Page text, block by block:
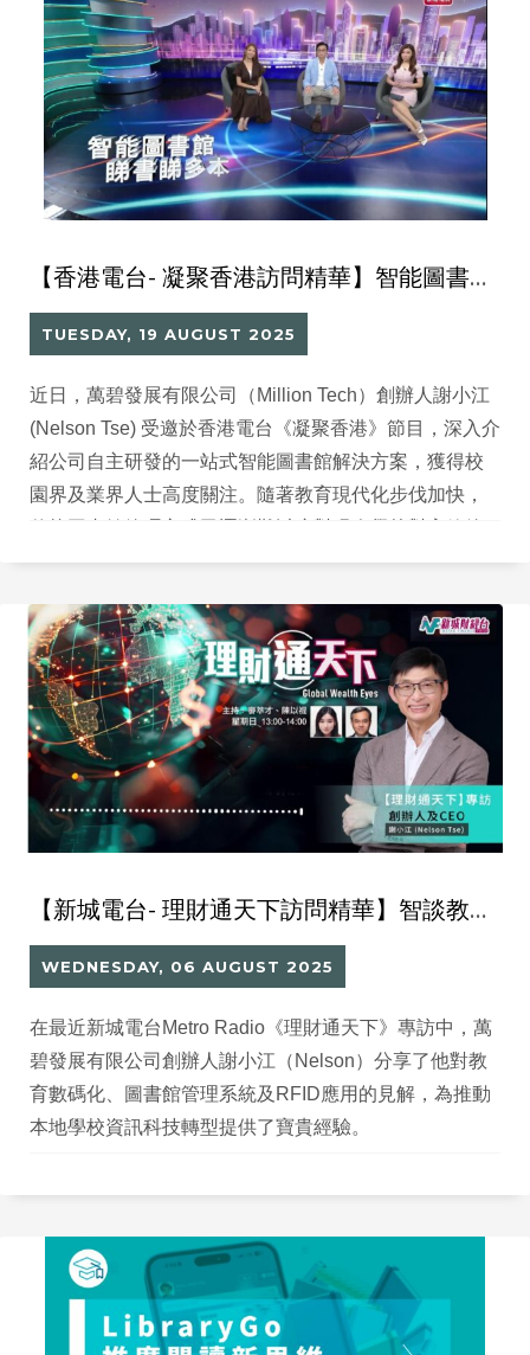
【香港電台- 凝聚香港訪問精華】智能圖書館創新方案 助力校園閱讀數位升級
TUESDAY, 19 AUGUST 2025
近日，萬碧發展有限公司（Million Tech）創辦人謝小江
(Nelson Tse) 受邀於香港電台《凝聚香港》節目，深入介
紹公司自主研發的一站式智能圖書館解決方案，獲得校
園界及業界人士高度關注。隨著教育現代化步伐加快，
理及多元閱讀推廣的需要。Million Tech緊貼時代脈搏，
升級的新選擇。
【新城電台- 理財通天下訪問精華】智談教育數碼化、圖書館管理系統及RFID應用
WEDNESDAY, 06 AUGUST 2025
在最近新城電台Metro Radio《理財通天下》專訪中，萬
碧發展有限公司創辦人謝小江（Nelson）分享了他對教
育數碼化、圖書館管理系統及RFID應用的見解，為推動
本地學校資訊科技轉型提供了寶貴經驗。